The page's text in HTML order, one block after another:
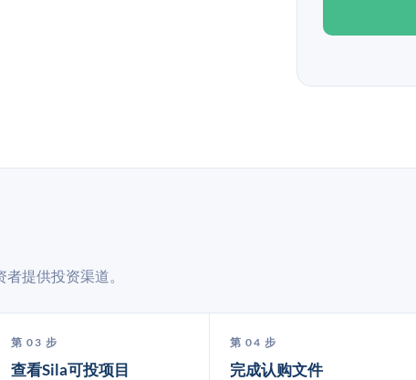
提供投资渠道。
第 03 步
查看Sila可投项目
第 04 步
完成认购文件